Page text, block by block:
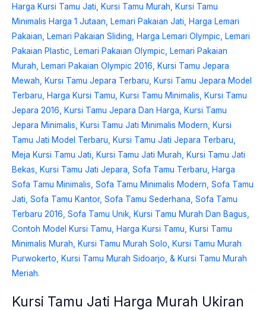
Kursi Tamu Jati Harga Murah Ukiran
Jati
Harga
Murah
Ukiran
Jepara
Terbaru
Natural
ST-
0122